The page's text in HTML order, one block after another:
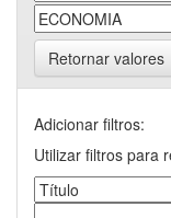
Retornar valores
Adicionar filtros:
Utilizar filtros para